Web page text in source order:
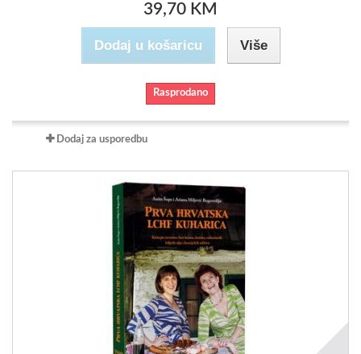
39,70 KM
Dodaj u košaricu Više
Rasprodano
Dodaj za usporedbu